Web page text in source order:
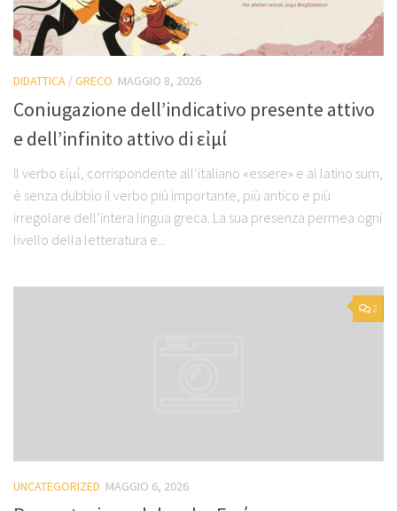
DIDATTICA /GRECO MAGGIO 8, 2026
Coniugazione dell’indicativo presente attivo
e dell’infinito attivo di εἰμί
Il verbo εἰμί, corrispondente all’italiano «essere» e al latino sum,
è senza dubbio il verbo più importante, più antico e più
irregolare dell’intera lingua greca. La sua presenza permea ogni
livello della letteratura e...
2
UNCATEGORIZED MAGGIO 6, 2026